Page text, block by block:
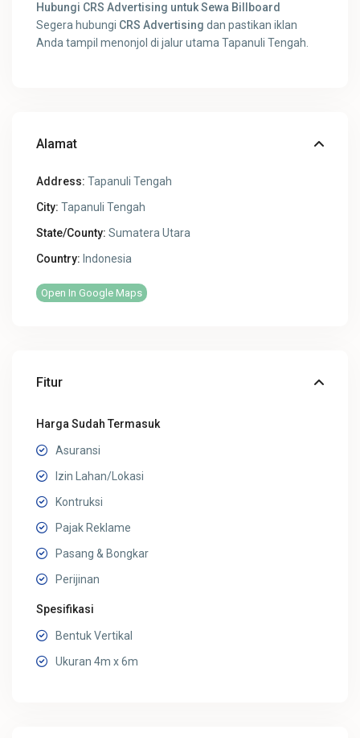
Hubungi CRS Advertising untuk Sewa Billboard
Segera hubungi CRS Advertising dan pastikan iklan
Anda tampil menonjol di jalur utama Tapanuli Tengah.
Alamat
Address: Tapanuli Tengah
City: Tapanuli Tengah
State/County: Sumatera Utara
Country: Indonesia
Open In Google Maps
Fitur
Harga Sudah Termasuk
Asuransi
Izin Lahan/Lokasi
Kontruksi
Pajak Reklame
Pasang & Bongkar
Perijinan
Spesifikasi
Bentuk Vertikal
Ukuran 4m x 6m